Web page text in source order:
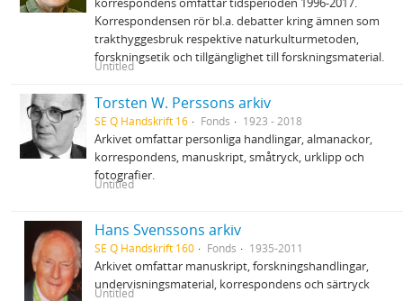
Korrespondensen rör bl.a. debatter kring ämnen som
trakthyggesbruk respektive naturkulturmetoden,
forskningsetik och tillgänglighet till forskningsmaterial.
Untitled
Torsten W. Perssons arkiv
SE Q Handskrift 16 Fonds 1923 - 2018
Arkivet omfattar personliga handlingar, almanackor,
korrespondens, manuskript, småtryck, urklipp och
fotografier.
Untitled
Hans Svenssons arkiv
SE Q Handskrift 160 Fonds 1935-2011
Arkivet omfattar manuskript, forskningshandlingar,
undervisningsmaterial, korrespondens och särtryck
Untitled